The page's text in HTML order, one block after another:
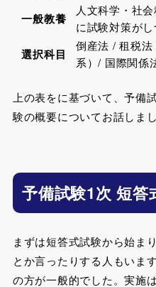
一般教養
人文科学・社
に試験対策がし
選択科目
倒産法 / 租税
系）/ 国際関係
上の表をに基づいて、予備
験の概要についてお話しまし
予備試験1次 短答
まずは短答式試験から始ま
とか言ったりする人もいま
の方が一般的でした。実施は